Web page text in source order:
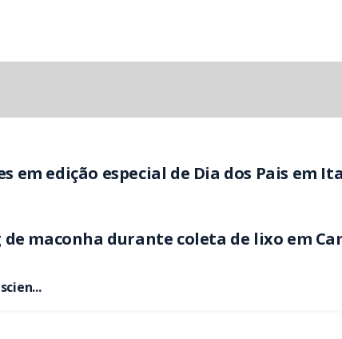
em edição especial de Dia dos Pais em
maconha durante coleta de lixo em